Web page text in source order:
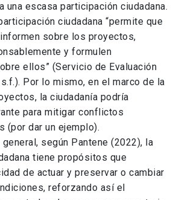
una escasa participación ciudadana.
ciudadana “permite que
sobre los proyectos,
y formulen
ellos” (Servicio de Evaluación
Por lo mismo, en el marco de la
la ciudadanía podría
para mitigar conflictos
(por dar un ejemplo).
según Pantene (2022), la
tiene propósitos que
de actuar y preservar o cambiar
reforzando así el